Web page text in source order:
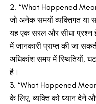
“What Happened
जो अनेक समयों व्यक्तिगत या
यह एक सरल और सीधा प्रश्न
में जानकारी प्राप्त की जा
अधिकांश समय में स्थितियों,
है।
“What Happened
के लिए, व्यक्ति को ध्यान